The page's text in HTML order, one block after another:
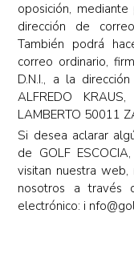
oposición,
dirección de
También podrá
correo ordinario,
D.N.I., a la
ALFREDO
LAMBERTO 50011
Si desea aclarar
de GOLF
visitan nuestra
nosotros a través
electrónico: i